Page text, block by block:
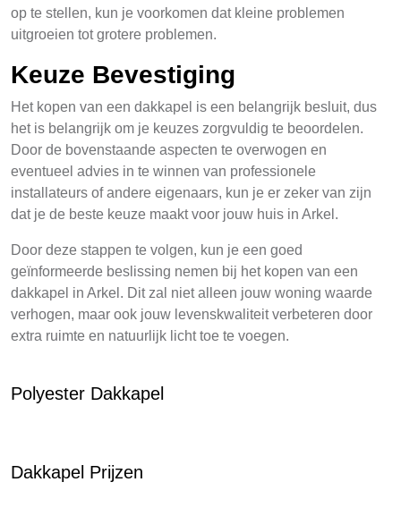
op te stellen, kun je voorkomen dat kleine problemen
uitgroeien tot grotere problemen.
Keuze Bevestiging
Het kopen van een dakkapel is een belangrijk besluit, dus
het is belangrijk om je keuzes zorgvuldig te beoordelen.
Door de bovenstaande aspecten te overwogen en
eventueel advies in te winnen van professionele
installateurs of andere eigenaars, kun je er zeker van zijn
dat je de beste keuze maakt voor jouw huis in Arkel.
Door deze stappen te volgen, kun je een goed
geïnformeerde beslissing nemen bij het kopen van een
dakkapel in Arkel. Dit zal niet alleen jouw woning waarde
verhogen, maar ook jouw levenskwaliteit verbeteren door
extra ruimte en natuurlijk licht toe te voegen.
Polyester Dakkapel
Dakkapel Prijzen